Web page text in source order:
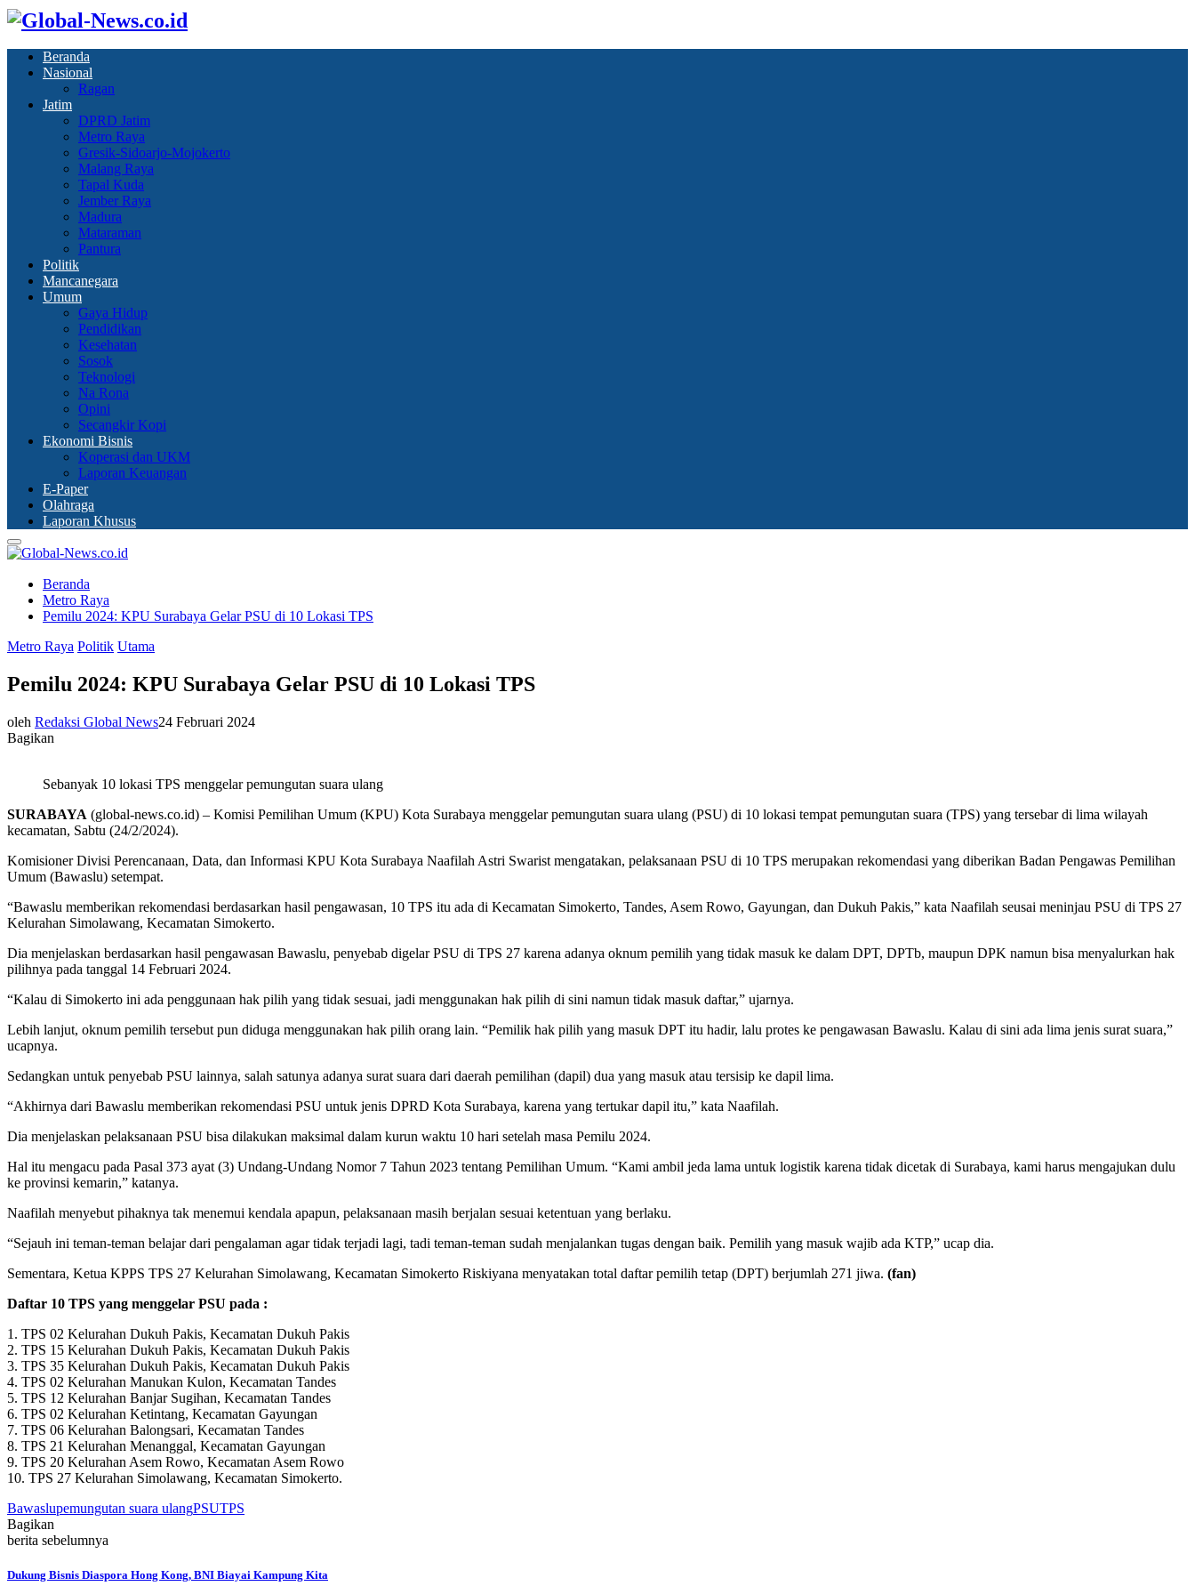
Beranda
Nasional
Ragan
Jatim
DPRD Jatim
Metro Raya
Gresik-Sidoarjo-Mojokerto
Malang Raya
Tapal Kuda
Jember Raya
Madura
Mataraman
Pantura
Politik
Mancanegara
Umum
Gaya Hidup
Pendidikan
Kesehatan
Sosok
Teknologi
Na Rona
Opini
Secangkir Kopi
Ekonomi Bisnis
Koperasi dan UKM
Laporan Keuangan
E-Paper
Olahraga
Laporan Khusus
Primary
Menu
Beranda
Metro Raya
Pemilu 2024: KPU Surabaya Gelar PSU di 10 Lokasi TPS
Metro Raya Politik Utama
Pemilu 2024: KPU Surabaya Gelar PSU di 10 Lokasi TPS
oleh Redaksi Global News24 Februari 2024
Bagikan
Sebanyak 10 lokasi TPS menggelar pemungutan suara ulang
SURABAYA (global-news.co.id) – Komisi Pemilihan Umum (KPU) Kota Surabaya menggelar pemungutan suara ulang (PSU) di 10 lokasi tempat pemungutan suara (TPS) yang tersebar di lima wilayah
kecamatan, Sabtu (24/2/2024).
Komisioner Divisi Perencanaan, Data, dan Informasi KPU Kota Surabaya Naafilah Astri Swarist mengatakan, pelaksanaan PSU di 10 TPS merupakan rekomendasi yang diberikan Badan Pengawas Pemilihan
Umum (Bawaslu) setempat.
“Bawaslu memberikan rekomendasi berdasarkan hasil pengawasan, 10 TPS itu ada di Kecamatan Simokerto, Tandes, Asem Rowo, Gayungan, dan Dukuh Pakis,” kata Naafilah seusai meninjau PSU di TPS 27
Kelurahan Simolawang, Kecamatan Simokerto.
Dia menjelaskan berdasarkan hasil pengawasan Bawaslu, penyebab digelar PSU di TPS 27 karena adanya oknum pemilih yang tidak masuk ke dalam DPT, DPTb, maupun DPK namun bisa menyalurkan hak
pilihnya pada tanggal 14 Februari 2024.
“Kalau di Simokerto ini ada penggunaan hak pilih yang tidak sesuai, jadi menggunakan hak pilih di sini namun tidak masuk daftar,” ujarnya.
Lebih lanjut, oknum pemilih tersebut pun diduga menggunakan hak pilih orang lain. “Pemilik hak pilih yang masuk DPT itu hadir, lalu protes ke pengawasan Bawaslu. Kalau di sini ada lima jenis surat suara,”
ucapnya.
Sedangkan untuk penyebab PSU lainnya, salah satunya adanya surat suara dari daerah pemilihan (dapil) dua yang masuk atau tersisip ke dapil lima.
“Akhirnya dari Bawaslu memberikan rekomendasi PSU untuk jenis DPRD Kota Surabaya, karena yang tertukar dapil itu,” kata Naafilah.
Dia menjelaskan pelaksanaan PSU bisa dilakukan maksimal dalam kurun waktu 10 hari setelah masa Pemilu 2024.
Hal itu mengacu pada Pasal 373 ayat (3) Undang-Undang Nomor 7 Tahun 2023 tentang Pemilihan Umum. “Kami ambil jeda lama untuk logistik karena tidak dicetak di Surabaya, kami harus mengajukan dulu
ke provinsi kemarin,” katanya.
Naafilah menyebut pihaknya tak menemui kendala apapun, pelaksanaan masih berjalan sesuai ketentuan yang berlaku.
“Sejauh ini teman-teman belajar dari pengalaman agar tidak terjadi lagi, tadi teman-teman sudah menjalankan tugas dengan baik. Pemilih yang masuk wajib ada KTP,” ucap dia.
Sementara, Ketua KPPS TPS 27 Kelurahan Simolawang, Kecamatan Simokerto Riskiyana menyatakan total daftar pemilih tetap (DPT) berjumlah 271 jiwa. (fan)
Daftar 10 TPS yang menggelar PSU pada :
1. TPS 02 Kelurahan Dukuh Pakis, Kecamatan Dukuh Pakis
2. TPS 15 Kelurahan Dukuh Pakis, Kecamatan Dukuh Pakis
3. TPS 35 Kelurahan Dukuh Pakis, Kecamatan Dukuh Pakis
4. TPS 02 Kelurahan Manukan Kulon, Kecamatan Tandes
5. TPS 12 Kelurahan Banjar Sugihan, Kecamatan Tandes
6. TPS 02 Kelurahan Ketintang, Kecamatan Gayungan
7. TPS 06 Kelurahan Balongsari, Kecamatan Tandes
8. TPS 21 Kelurahan Menanggal, Kecamatan Gayungan
9. TPS 20 Kelurahan Asem Rowo, Kecamatan Asem Rowo
10. TPS 27 Kelurahan Simolawang, Kecamatan Simokerto.
Bawaslupemungutan suara ulangPSUTPS
Bagikan
berita sebelumnya
Dukung Bisnis Diaspora Hong Kong, BNI Biayai Kampung Kita